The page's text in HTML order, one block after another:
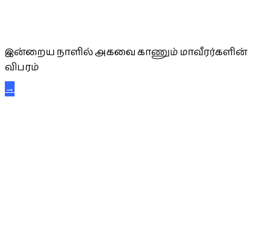
இன்றைய நாளில் அகவை காணும் மாவீரர்களின்
விபரம்
→